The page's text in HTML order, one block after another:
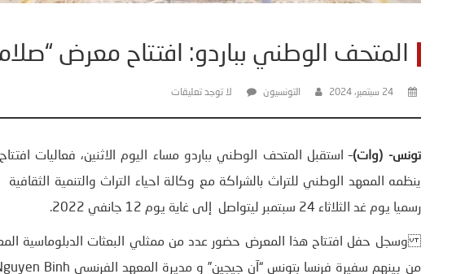
المتحف الوطني بباردو: افتتاح معرض
24 سبتمبر، 2024 التونسيون لا توجد تعليقات
تونس- (وات)– استقبل المتحف الوطني بباردو مساء اليوم الاثنين، فعاليات
ينظمه المعهد الوطني للتراث بالشراكة مع وكالة احياء التراث والتنمية
رسميا يوم غد الثلاثاء 24 سبتمبر ليتواصل إلى غاية يوم 12 جانفي 2022.
وسجل حفل افتتاح هذا المعرض حضور عدد من ممثلي البعثات الدبلوماسية